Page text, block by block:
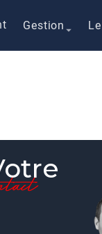
Gestion